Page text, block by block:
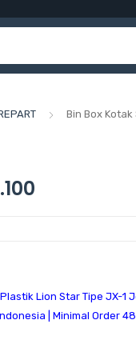
Bin Box
Lion Star Tipe JX-1
| Minimal Order